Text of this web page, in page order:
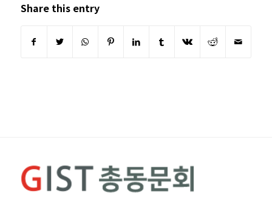
Share this entry